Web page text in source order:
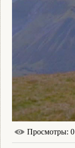
Просмотры: 0